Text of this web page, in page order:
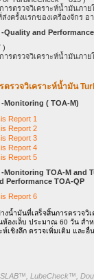
ารตรวจวิเคราะห์น้ำมันภา
งครั้งแรกของเครื่องจักร
Quality and
)
ารตรวจวิเคราะห์น้ำมันภา
ตรวจวิเคราะห์น้ำมัน
Monitoring ( TOA-M)
Report 1
Report 2
Report 3
Report 4
Report 5
Monitoring TOA-M and
Performance TOA-QP
Report 6
งน้ำมันที่เสร็จสิ้นการตรวจวิ
ห้องเล็บ ประมาณ 60 วัน สำ
ห์เชิงลึก ตรวจเพิ่มเติม และอื่
LubeCheck™,